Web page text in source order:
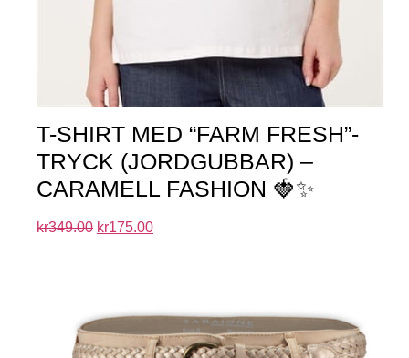
T-SHIRT MED “FARM FRESH”-
TRYCK (JORDGUBBAR) –
CARAMELL FASHION 🍓✨
kr349.00 kr175.00